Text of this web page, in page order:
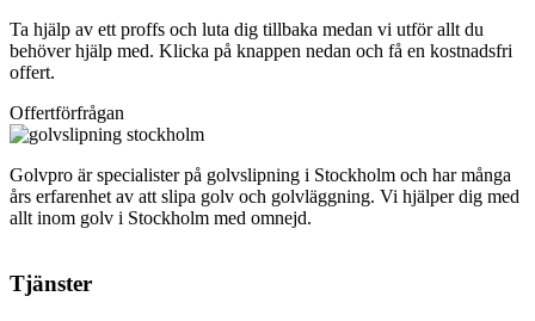
Ta hjälp av ett proffs och luta dig tillbaka medan vi utför allt du
behöver hjälp med. Klicka på knappen nedan och få en kostnadsfri
offert.
Offertförfrågan
Golvpro är specialister på golvslipning i Stockholm och har många
års erfarenhet av att slipa golv och golvläggning. Vi hjälper dig med
allt inom golv i Stockholm med omnejd.
Tjänster